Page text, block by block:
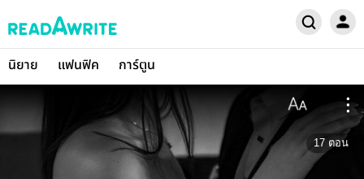
นิยาย แฟนฟิค การ์ตูน
17 ตอน